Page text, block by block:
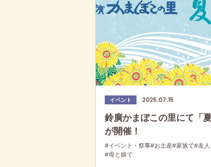
イベント 2025.07.15
鈴廣かまぼこの里にて「夏
が開催！
#イベント・祭事#お土産#家族で#友人
#母と娘で